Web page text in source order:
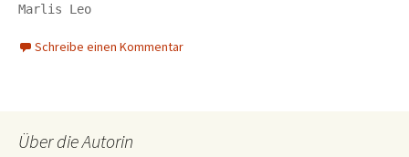
Marlis Leo
Schreibe einen Kommentar
Über die Autorin